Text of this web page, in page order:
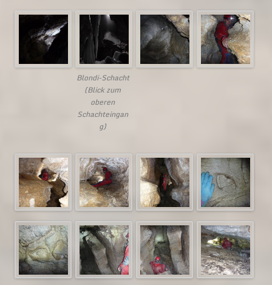
Blondi-Schacht
(Blick zum
oberen
Schachteingan
g)